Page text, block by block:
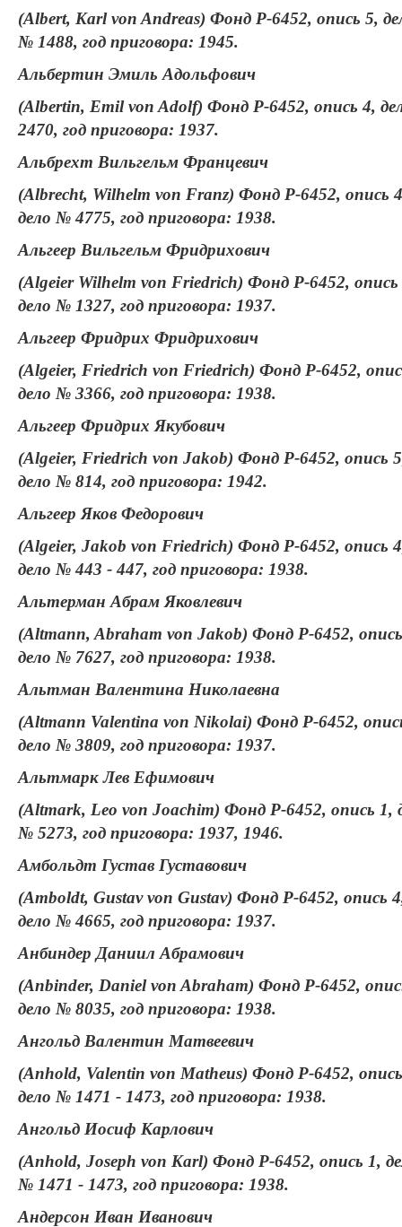
(Albert, Karl von Andreas) Фонд Р-6452, опись 5,
№ 1488, год приговора: 1945.
Альбертин Эмиль Адольфович
(Albertin, Emil von Adolf) Фонд Р-6452, опись 4,
2470, год приговора: 1937.
Альбрехт Вильгельм Францевич
(Albrecht, Wilhelm von Franz) Фонд Р-6452, опись
дело № 4775, год приговора: 1938.
Альгеер Вильгельм Фридрихович
(Algeier Wilhelm von Friedrich) Фонд Р-6452, опись
дело № 1327, год приговора: 1937.
Альгеер Фридрих Фридрихович
(Algeier, Friedrich von Friedrich) Фонд Р-6452,
дело № 3366, год приговора: 1938.
Альгеер Фридрих Якубович
(Algeier, Friedrich von Jakob) Фонд Р-6452, опись
дело № 814, год приговора: 1942.
Альгеер Яков Федорович
(Algeier, Jakob von Friedrich) Фонд Р-6452, опись
дело № 443 - 447, год приговора: 1938.
Альтерман Абрам Яковлевич
(Altmann, Abraham von Jakob) Фонд Р-6452,
дело № 7627, год приговора: 1938.
Альтман Валентина Николаевна
(Altmann Valentina von Nikolai) Фонд Р-6452,
дело № 3809, год приговора: 1937.
Альтмарк Лев Ефимович
(Altmark, Leo von Joachim) Фонд Р-6452, опись 1,
№ 5273, год приговора: 1937, 1946.
Амбольдт Густав Густавович
(Amboldt, Gustav von Gustav) Фонд Р-6452, опись
дело № 4665, год приговора: 1937.
Анбиндер Даниил Абрамович
(Anbinder, Daniel von Abraham) Фонд Р-6452,
дело № 8035, год приговора: 1938.
Ангольд Валентин Матвеевич
(Anhold, Valentin von Matheus) Фонд Р-6452,
дело № 1471 - 1473, год приговора: 1938.
Ангольд Иосиф Карлович
(Anhold, Joseph von Karl) Фонд Р-6452, опись 1,
№ 1471 - 1473, год приговора: 1938.
Андерсон Иван Иванович